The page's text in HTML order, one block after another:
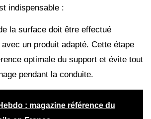
indispensable :
la surface doit être effectué
un produit adapté. Cette étape
optimale du support et évite tout
pendant la conduite.
: magazine référence du